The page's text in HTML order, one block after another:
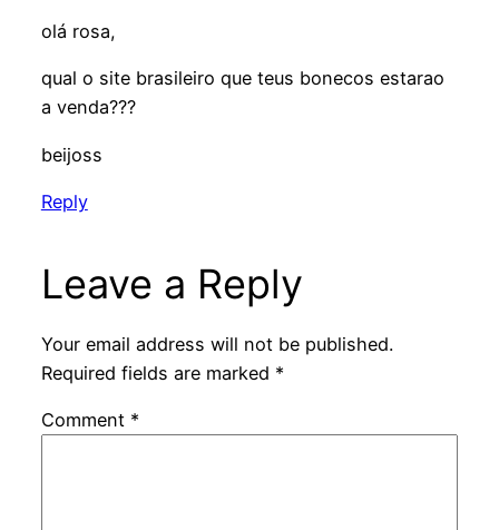
olá rosa,
qual o site brasileiro que teus bonecos estarao
a venda???
beijoss
Reply
Leave a Reply
Your email address will not be published.
Required fields are marked *
Comment *